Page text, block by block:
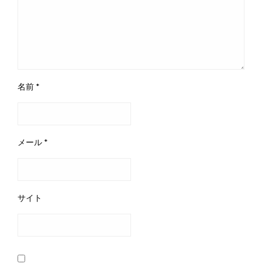
名前 *
メール *
サイト